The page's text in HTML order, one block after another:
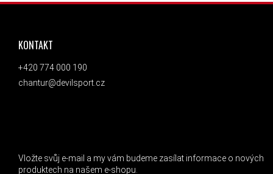
ZÁPATÍ
KONTAKT
+420 774 000 190
chantur@devilsport.cz
Vložte svůj e-mail a my vám budeme zasílat informace o nových
produktech na našem e-shopu.